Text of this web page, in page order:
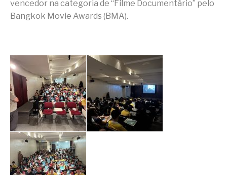
vencedor na categoria de “Filme Documentário” pelo
Bangkok Movie Awards (BMA).